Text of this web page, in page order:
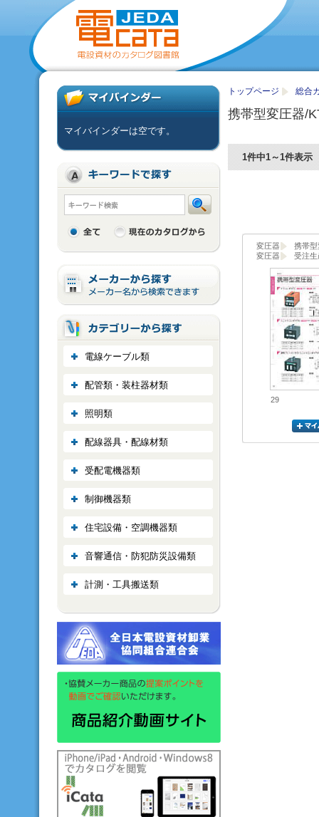
トップページ 総合
携帯型変圧器/
1件中1～1件表示
変圧器
携帯
変圧器
受注生
29
マイバインダーは空です。
電線ケーブル類
配管類・装柱器材類
照明類
配線器具・配線材類
受配電機器類
制御機器類
住宅設備・空調機器類
音響通信・防犯防災設備類
計測・工具搬送類